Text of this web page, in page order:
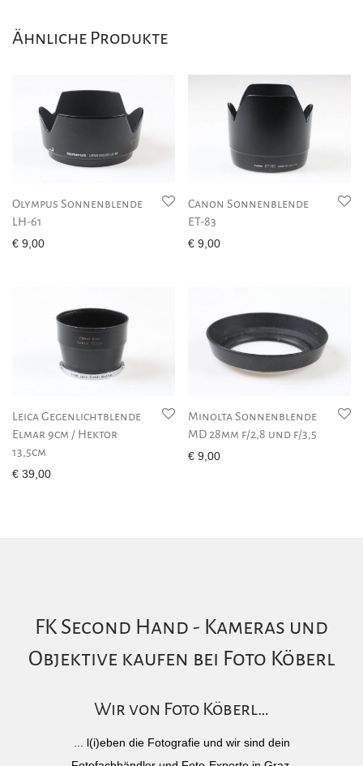
Ähnliche Produkte
Olympus Sonnenblende
LH-61
€ 9,00
Canon Sonnenblende
ET-83
€ 9,00
Leica Gegenlichtblende
Elmar 9cm / Hektor
13,5cm
€ 39,00
Minolta Sonnenblende
MD 28mm f/2,8 und f/3,5
€ 9,00
FK Second Hand - Kameras und
Objektive kaufen bei Foto Köberl
Wir von Foto Köberl…
... l(i)eben die Fotografie und wir sind dein